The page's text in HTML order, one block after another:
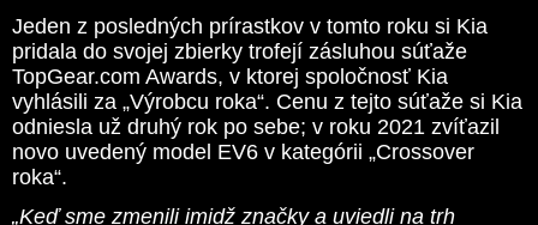
Jeden z posledných prírastkov v tomto roku si Kia
pridala do svojej zbierky trofejí zásluhou súťaže
TopGear.com Awards, v ktorej spoločnosť Kia
vyhlásili za „Výrobcu roka“. Cenu z tejto súťaže si Kia
odniesla už druhý rok po sebe; v roku 2021 zvíťazil
novo uvedený model EV6 v kategórii „Crossover
roka“.
„Keď sme zmenili imidž značky a uviedli na trh